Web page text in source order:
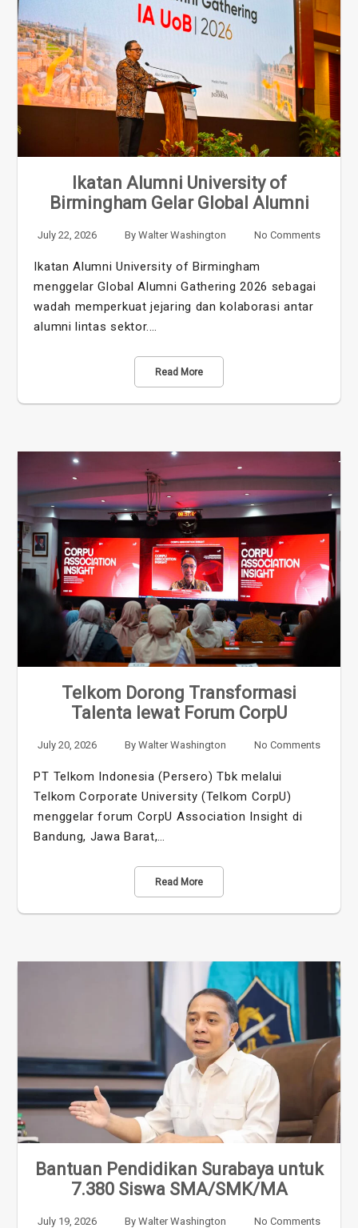
Ikatan Alumni University of
Birmingham Gelar Global Alumni
July 22, 2026 By Walter Washington No Comments
Ikatan Alumni University of Birmingham
menggelar Global Alumni Gathering 2026 sebagai
wadah memperkuat jejaring dan kolaborasi antar
alumni lintas sektor.…
Read More
Telkom Dorong Transformasi
Talenta lewat Forum CorpU
July 20, 2026 By Walter Washington No Comments
PT Telkom Indonesia (Persero) Tbk melalui
Telkom Corporate University (Telkom CorpU)
menggelar forum CorpU Association Insight di
Bandung, Jawa Barat,…
Read More
Bantuan Pendidikan Surabaya untuk
7.380 Siswa SMA/SMK/MA
July 19, 2026 By Walter Washington No Comments